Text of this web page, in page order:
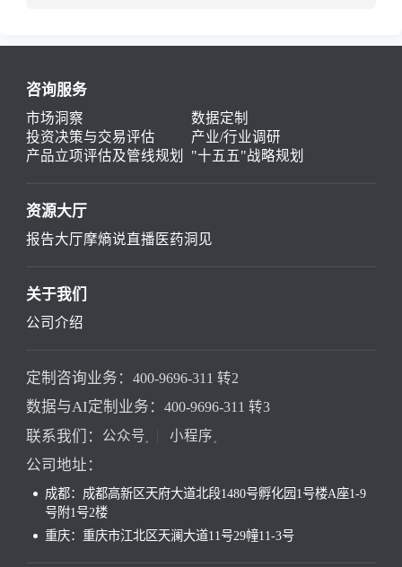
咨询服务
市场洞察
数据定制
投资决策与交易评估
产业/行业调研
产品立项评估及管线规划
"十五五"战略规划
资源大厅
报告大厅摩熵说直播 医药洞见
关于我们
公司介绍
定制咨询业务： 400-9696-311 转2
数据与AI定制业务： 400-9696-311 转3
联系我们： 公众号 小程序
公司地址：
成都：成都高新区天府大道北段1480号孵化园1号楼A座1-9
号附1号2楼
重庆：重庆市江北区天澜大道11号29幢11-3号